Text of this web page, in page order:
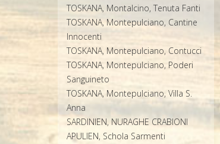
TOSKANA, Montalcino, Tenuta Fanti
TOSKANA, Montepulciano, Cantine
Innocenti
TOSKANA, Montepulciano, Contucci
TOSKANA, Montepulciano, Poderi
Sanguineto
TOSKANA, Montepulciano, Villa S.
Anna
SARDINIEN, NURAGHE CRABIONI
APULIEN, Schola Sarmenti